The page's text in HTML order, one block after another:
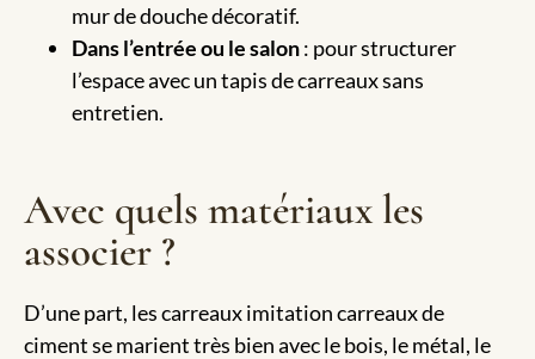
mur de douche décoratif.
Dans l’entrée ou le salon: pour structurer
l’espace avec un tapis de carreaux sans
entretien.
Avec quels matériaux les
associer ?
D’une part, les carreaux imitation carreaux de
ciment se marient très bien avec le bois, le métal, le